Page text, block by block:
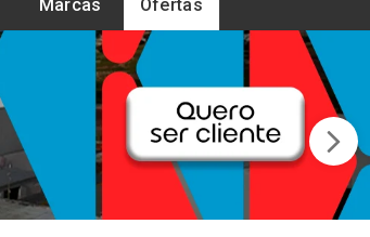
Marcas Ofertas